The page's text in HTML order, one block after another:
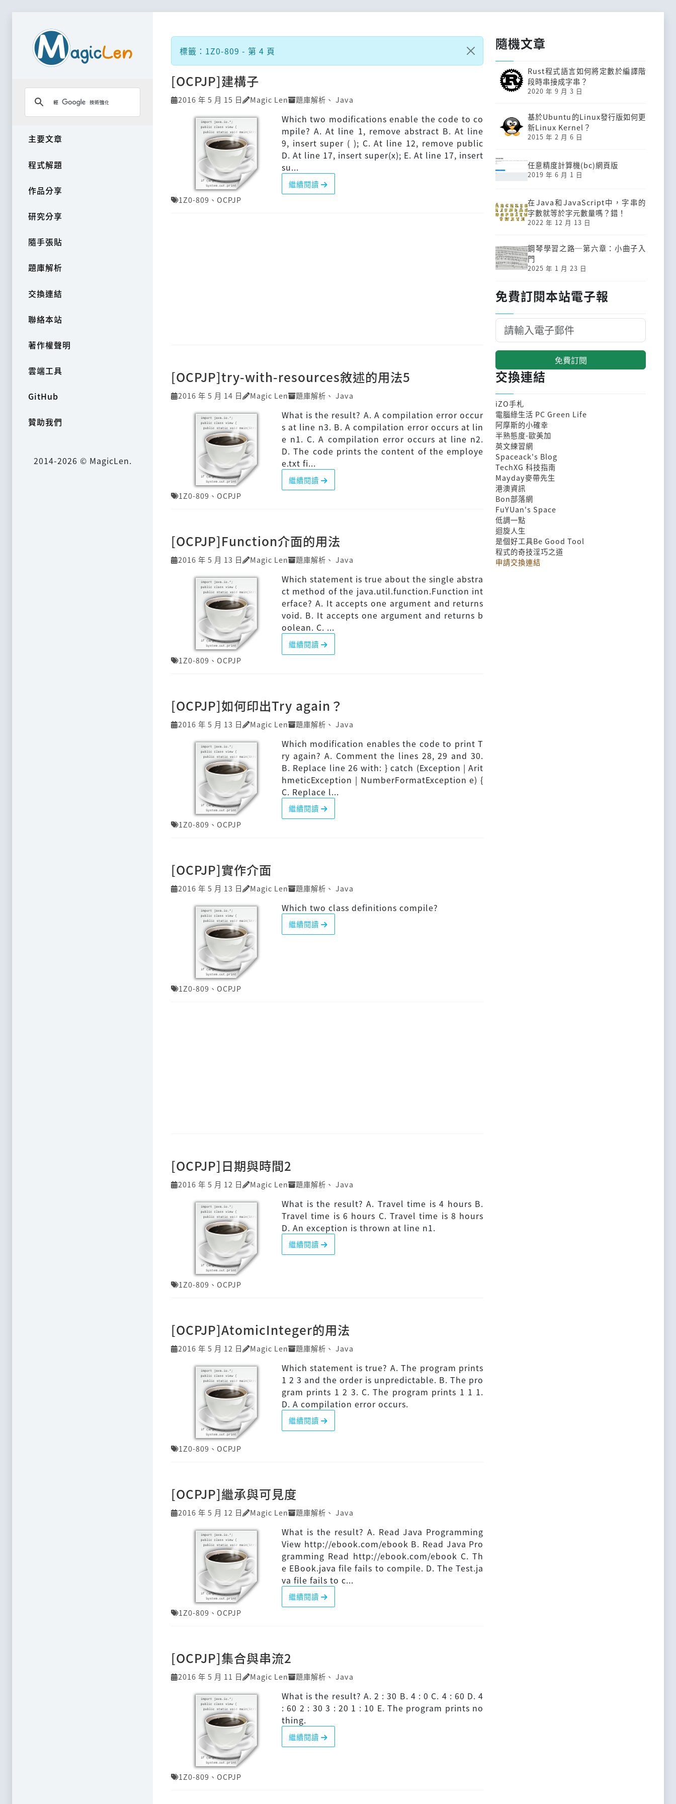
主要文章
程式解題
作品分享
研究分享
隨手張貼
題庫解析
交換連結
聯絡本站
著作權聲明
雲端工具
GitHub
贊助我們
2014-2026 © MagicLen.
標籤：1Z0-809 - 第 4 頁
[OCPJP]建構子
2016 年 5 月 15 日 Magic Len 題庫解析 、 Java
Which two modifications enable the code to co
mpile? A. At line 1, remove abstract B. At line
9, insert super ( ); C. At line 12, remove public
D. At line 17, insert super(x); E. At line 17, insert
su...
繼續閱讀
1Z0-809 、 OCPJP
[OCPJP]try-with-resources敘述的用法5
2016 年 5 月 14 日 Magic Len 題庫解析 、 Java
What is the result? A. A compilation error occur
s at line n3. B. A compilation error occurs at lin
e n1. C. A compilation error occurs at line n2.
D. The code prints the content of the employe
e.txt fi...
繼續閱讀
1Z0-809 、 OCPJP
[OCPJP]Function介面的用法
2016 年 5 月 13 日 Magic Len 題庫解析 、 Java
Which statement is true about the single abstra
ct method of the java.util.function.Function int
erface? A. It accepts one argument and returns
void. B. It accepts one argument and returns b
oolean. C. ...
繼續閱讀
1Z0-809 、 OCPJP
[OCPJP]如何印出Try again？
2016 年 5 月 13 日 Magic Len 題庫解析 、 Java
Which modification enables the code to print T
ry again? A. Comment the lines 28, 29 and 30.
B. Replace line 26 with: } catch (Exception | Arit
hmeticException | NumberFormatException e) {
C. Replace l...
繼續閱讀
1Z0-809 、 OCPJP
[OCPJP]實作介面
2016 年 5 月 13 日 Magic Len 題庫解析 、 Java
Which two class definitions compile?
繼續閱讀
1Z0-809 、 OCPJP
[OCPJP]日期與時間2
2016 年 5 月 12 日 Magic Len 題庫解析 、 Java
What is the result? A. Travel time is 4 hours B.
Travel time is 6 hours C. Travel time is 8 hours
D. An exception is thrown at line n1.
繼續閱讀
1Z0-809 、 OCPJP
[OCPJP]AtomicInteger的用法
2016 年 5 月 12 日 Magic Len 題庫解析 、 Java
Which statement is true? A. The program prints
1 2 3 and the order is unpredictable. B. The pro
gram prints 1 2 3. C. The program prints 1 1 1.
D. A compilation error occurs.
繼續閱讀
1Z0-809 、 OCPJP
[OCPJP]繼承與可見度
2016 年 5 月 12 日 Magic Len 題庫解析 、 Java
What is the result? A. Read Java Programming
View http://ebook.com/ebook B. Read Java Pro
gramming Read http://ebook.com/ebook C. Th
e EBook.java file fails to compile. D. The Test.ja
va file fails to c...
繼續閱讀
1Z0-809 、 OCPJP
[OCPJP]集合與串流2
2016 年 5 月 11 日 Magic Len 題庫解析 、 Java
What is the result? A. 2 : 30 B. 4 : 0 C. 4 : 60 D. 4
: 60 2 : 30 3 : 20 1 : 10 E. The program prints no
thing.
繼續閱讀
1Z0-809 、 OCPJP
隨機文章
Rust程式語言如何將定數於編譯階
段時串接成字串？
2020 年 9 月 3 日
基於Ubuntu的Linux發行版如何更
新Linux Kernel？
2015 年 2 月 6 日
任意精度計算機(bc)網頁版
2019 年 6 月 1 日
在Java和JavaScript中，字串的
字數就等於字元數量嗎？錯！
2022 年 12 月 13 日
鋼琴學習之路─第六章：小曲子入
門
2025 年 1 月 23 日
免費訂閱本站電子報
免費訂閱
交換連結
iZO手札
電腦綠生活 PC Green Life
阿摩斯的小確幸
半熟態度-歐美加
英文練習網
Spaceack's Blog
TechXG 科技指南
Mayday麥帶先生
港澳資訊
Bon部落網
FuYUan's Space
低調一點
迴旋人生
是個好工具Be Good Tool
程式的奇技淫巧之道
申請交換連結